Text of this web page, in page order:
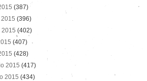
(387)
(396)
2015 (402)
(407)
(428)
2015 (417)
2015 (434)